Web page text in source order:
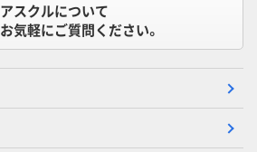
アスクルについて
お気軽にご質問ください。